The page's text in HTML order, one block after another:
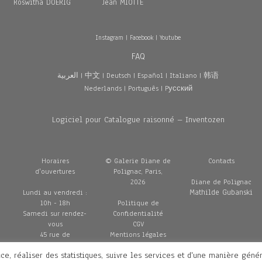
Roswitha DOERIG Jean MIOTTE
Instagram | Facebook|Youtube
FAQ
العربية |中文 | Deutsch | Español | Italiano |韩语
Nederlands| Português| Pусский
Logiciel pour Catalogue raisonné – Inventozen
Horaires
d'ouvertures
Lundi au vendredi :
10h - 18h
Samedi sur rendez-
vous
45 rue de
Penthièvre
75008 Paris
© Galerie Diane de
Polignac, Paris,
2026
Politique de
Confidentialité
CGV
Mentions légales
Livraisons
Contacts
Diane de Polignac
Mathilde Gubanski
réaliser des statistiques, suivre les services et d'une manière